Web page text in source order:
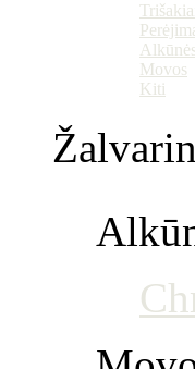
Alkūnės
Movos
Kiti